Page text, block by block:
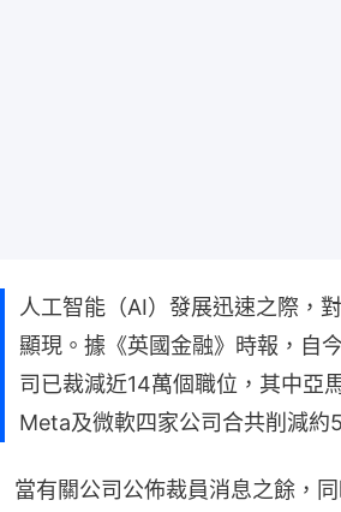
人工智能（AI）發展迅速之際，
顯現。據《英國金融》時報，自
司已裁減近14萬個職位，其中亞
Meta及微軟四家公司合共削減約
當有關公司公佈裁員消息之餘，